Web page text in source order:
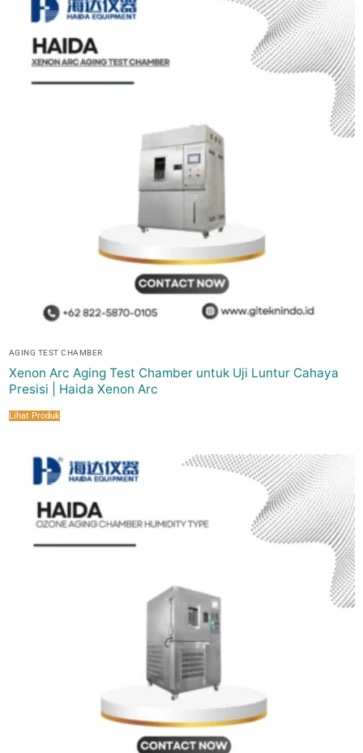
AGING TEST CHAMBER
Xenon Arc Aging Test Chamber untuk Uji Luntur Cahaya
Presisi | Haida Xenon Arc
Lihat Produk